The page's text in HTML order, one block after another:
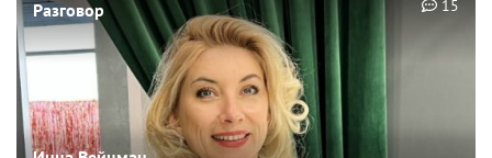
Разговор 15